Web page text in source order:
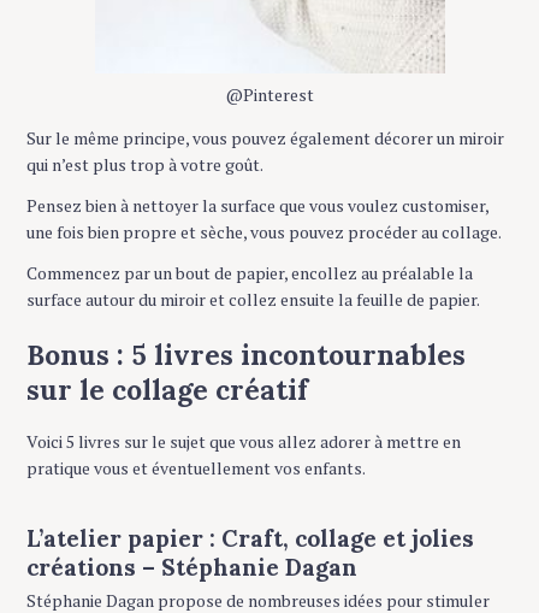
@Pinterest
Sur le même principe, vous pouvez également décorer un miroir
qui n’est plus trop à votre goût.
Pensez bien à nettoyer la surface que vous voulez customiser,
une fois bien propre et sèche, vous pouvez procéder au collage.
Commencez par un bout de papier, encollez au préalable la
surface autour du miroir et collez ensuite la feuille de papier.
Bonus : 5 livres incontournables
sur le collage créatif
Voici 5 livres sur le sujet que vous allez adorer à mettre en
pratique vous et éventuellement vos enfants.
L’atelier papier : Craft, collage et jolies
créations – Stéphanie Dagan
Stéphanie Dagan propose de nombreuses idées pour stimuler
r
: